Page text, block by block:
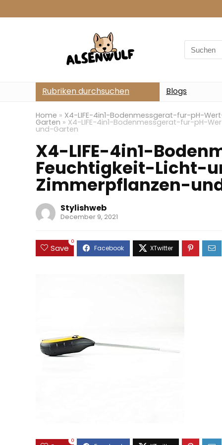
Search
for:
Rubriken durchsuchen Blogs
Home » X4-LIFE-4in1-Bodenmessgerat-fur-pH-
Garten » X4-LIFE-4in1-Bodenmessgerat-fur-pH-
und-Garten
X4-LIFE-4in1-
Feuchtigkeit-Licht-
Zimmerpflanzen-
Stylishweb
December 9, 2021
Save
0
0